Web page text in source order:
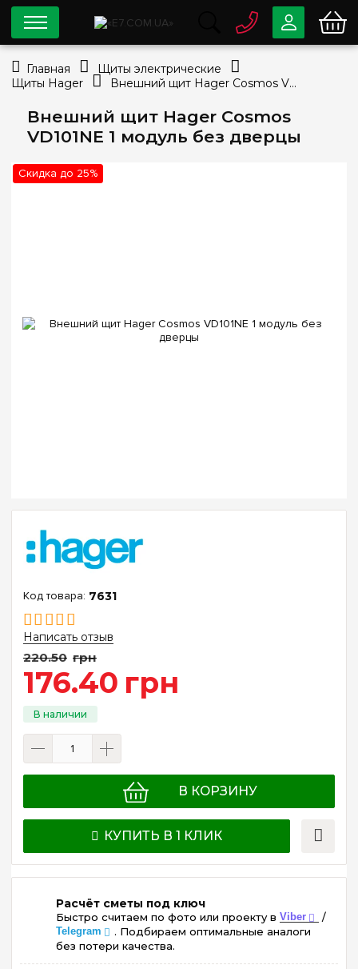
Внешний щит Hager Cosmos
VD101NE 1 модуль без дверцы
Скидка до 25%
7631
Написать отзыв
220.50 грн
176.40 грн
В КОРЗИНУ
КУПИТЬ В 1 КЛИК
Расчёт сметы под ключ
Быстро считаем по фото или проекту в Viber /
Telegram
. Подбираем оптимальные аналоги
без потери качества.
0 800 33-63-07
info@e7.com.ua
044334-79-78
Viber Telegram
Главная
Щиты электрические
Щиты Hager
Внешний щит Hager Cosmos VD101NE 1 модуль без дверцы